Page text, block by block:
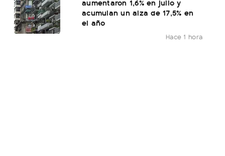
aumentaron 1,6% en julio y
acumulan un alza de 17,5% en
el año
Hace 1 hora